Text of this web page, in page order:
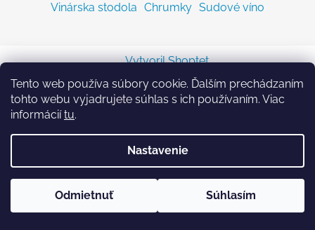
Tento web používa súbory cookie. Ďalším prechádzaním
tohto webu vyjadrujete súhlas s ich používaním. Viac
informáciítu.
Nastavenie
Odmietnuť Súhlasím
Vinárska stodola Chrumky Sudové víno
Vytvoril Shoptet
Copyright 2026
Sodastreambombicka.sk
. Všetky
práva vyhradené.